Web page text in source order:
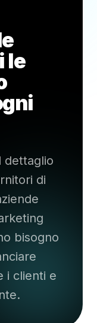
le
dettaglio
di
bisogno
i clienti e